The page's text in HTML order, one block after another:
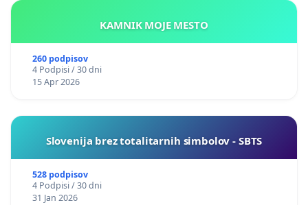
KAMNIK MOJE MESTO
260 podpisov
4 Podpisi / 30 dni
15 Apr 2026
Slovenija brez totalitarnih simbolov - SBTS
528 podpisov
4 Podpisi / 30 dni
31 Jan 2026